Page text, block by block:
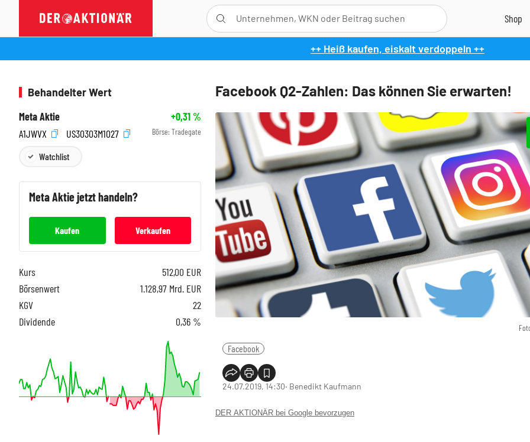
++ Heiß kaufen, eiskalt verdoppeln ++
Facebook Q2-Zahlen: Das können Sie erwarten!
Facebook
24.07.2019, 14:30‧ Benedikt Kaufmann
DER AKTIONÄR bei Google bevorzugen
Behandelter Wert
Meta Aktie
+0,31%
A1JWVX
US30303M1027 Börse: Tradegate
Watchlist
MetaAktie jetzt handeln?
Kaufen Verkaufen
Kurs 512,00 EUR
Börsenwert
1.128,97 Mrd. EUR
KGV
22
Dividende
0,36 %